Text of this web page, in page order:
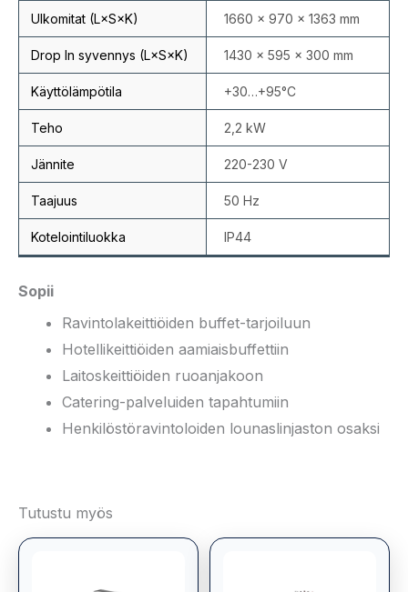
Ulkomitat (L×S×K) 1660 × 970 × 1363 mm
Drop In syvennys (L×S×K) 1430 × 595 × 300 mm
Käyttölämpötila +30…+95°C
Teho 2,2 kW
Jännite 220-230 V
Taajuus 50 Hz
Kotelointiluokka IP44
Sopii
Ravintolakeittiöiden buffet-tarjoiluun
Hotellikeittiöiden aamiaisbuffettiin
Laitoskeittiöiden ruoanjakoon
Catering-palveluiden tapahtumiin
Henkilöstöravintoloiden lounaslinjaston osaksi
Tutustu myös